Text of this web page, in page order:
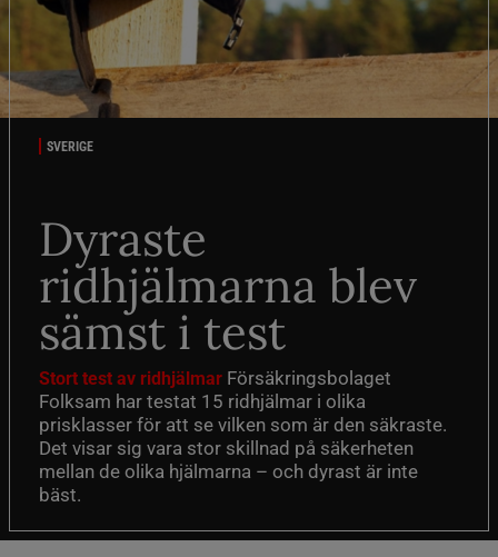
SVERIGE
Dyraste
ridhjälmarna blev
sämst i test
Stort test av ridhjälmar Försäkringsbolaget
Folksam har testat 15 ridhjälmar i olika
prisklasser för att se vilken som är den säkraste.
Det visar sig vara stor skillnad på säkerheten
mellan de olika hjälmarna – och dyrast är inte
bäst.